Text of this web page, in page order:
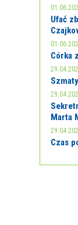
Ufać
Córka
Marta
Czas